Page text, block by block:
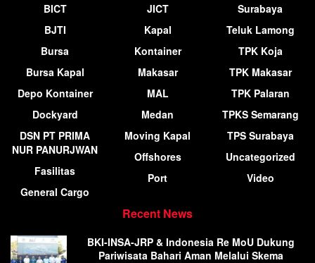
BICT
BJTI
Bursa
Bursa Kapal
Depo Kontainer
Dockyard
DSN PT PRIMA
NUR PANURJWAN
Fasilitas
General Cargo
JICT
Kapal
Kontainer
Makasar
MAL
Medan
Moving Kapal
Offshores
Port
Surabaya
Teluk Lamong
TPK Koja
TPK Makasar
TPK Palaran
TPKS Semarang
TPS Surabaya
Uncategorized
Video
Recent News
BKI-INSA-JRP & Indonesia Re MoU Dukung
Pariwisata Bahari Aman Melalui Skema